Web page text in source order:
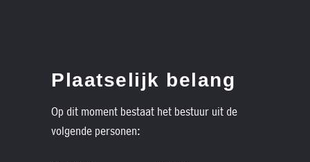
Plaatselijk belang
Op dit moment bestaat het bestuur uit de
volgende personen: